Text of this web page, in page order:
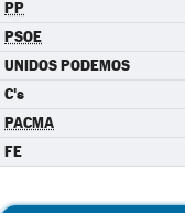
PP
PSOE
UNIDOS PODEMOS
C's
PACMA
FE